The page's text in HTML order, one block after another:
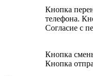
Кнопка
телефона.
Согласие с
Кнопка
Кнопка